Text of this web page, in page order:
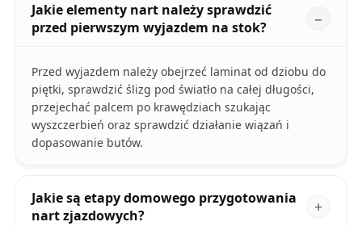
Jakie elementy nart należy sprawdzić
przed pierwszym wyjazdem na stok?
Przed wyjazdem należy obejrzeć laminat od dziobu do
piętki, sprawdzić ślizg pod światło na całej długości,
przejechać palcem po krawędziach szukając
wyszczerbień oraz sprawdzić działanie wiązań i
dopasowanie butów.
Jakie są etapy domowego przygotowania
nart zjazdowych?